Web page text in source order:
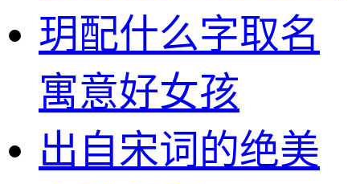
玥配什么字取名
寓意好女孩
出自宋词的绝美